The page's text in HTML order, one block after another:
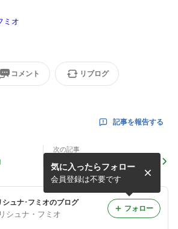
ミオ
コメント リブログ
記事を報告する
次の記事
インド哲学の教えは、個人指
導でなけらばならない。
シュナ･フミオのブログ
シュナ・フミオ
気に入ったらフォロー
会員登録は不要です
フォロー